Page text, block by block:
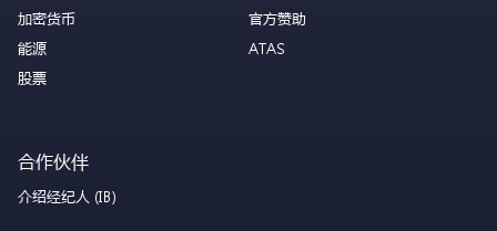
加密货币
能源
股票
官方赞助
ATAS
合作伙伴
介绍经纪人 (IB)